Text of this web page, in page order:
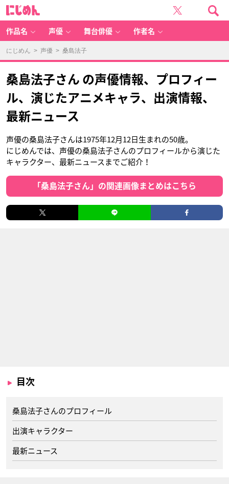
作品名 声優 舞台俳優 作者名
にじめん > 声優 > 桑島法子
桑島法子さん の声優情報、プロフィー
ル、演じたアニメキャラ、出演情報、
最新ニュース
声優の桑島法子さんは1975年12月12日生まれの50歳。
にじめんでは、声優の桑島法子さんのプロフィールから演じた
キャラクター、最新ニュースまでご紹介！
「桑島法子さん」の関連画像まとめはこちら
目次
桑島法子さんのプロフィール
出演キャラクター
最新ニュース